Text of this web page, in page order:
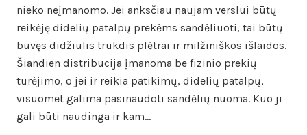
nieko neįmanomo. Jei anksčiau naujam verslui būtų
reikėję didelių patalpų prekėms sandėliuoti, tai būtų
buvęs didžiulis trukdis plėtrai ir milžiniškos išlaidos.
Šiandien distribucija įmanoma be fizinio prekių
turėjimo, o jei ir reikia patikimų, didelių patalpų,
visuomet galima pasinaudoti sandėlių nuoma. Kuo ji
gali būti naudinga ir kam…